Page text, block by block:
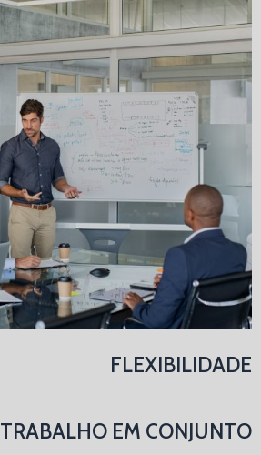
FLEXIBILIDADE
TRABALHO EM CONJUNTO